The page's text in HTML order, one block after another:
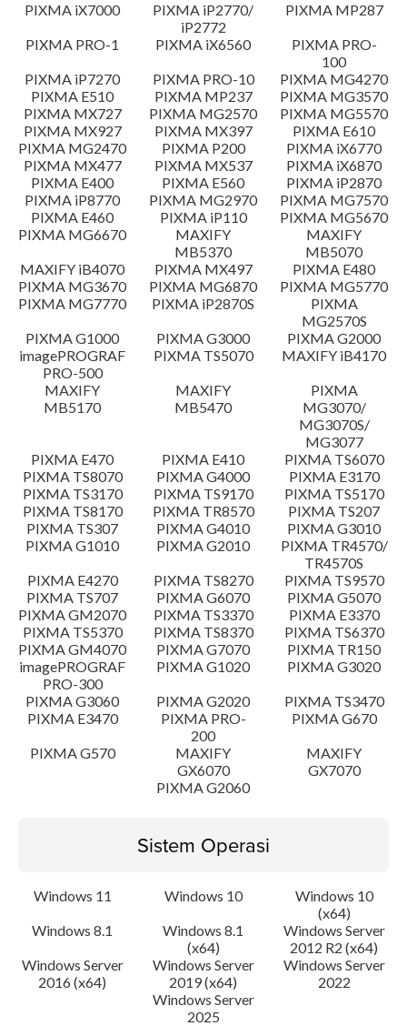
Bahasa
Update Riwayat
Persyaratan Sistem
Peringatan
Informasi File
Disclaimer
PIXMA iX7000
PIXMA iP2770/
iP2772
PIXMA MP287
PIXMA PRO-1
PIXMA iX6560
PIXMA PRO-
100
PIXMA iP7270
PIXMA PRO-10
PIXMA MG4270
PIXMA E510
PIXMA MP237
PIXMA MG3570
PIXMA MX727
PIXMA MG2570
PIXMA MG5570
PIXMA MX927
PIXMA MX397
PIXMA E610
PIXMA MG2470
PIXMA P200
PIXMA iX6770
PIXMA MX477
PIXMA MX537
PIXMA iX6870
PIXMA E400
PIXMA E560
PIXMA iP2870
PIXMA iP8770
PIXMA MG2970
PIXMA MG7570
PIXMA E460
PIXMA iP110
PIXMA MG5670
PIXMA MG6670
MAXIFY
MB5370
MAXIFY
MB5070
MAXIFY iB4070
PIXMA MX497
PIXMA E480
PIXMA MG3670
PIXMA MG6870
PIXMA MG5770
PIXMA MG7770
PIXMA iP2870S
PIXMA
MG2570S
PIXMA G1000
PIXMA G3000
PIXMA G2000
imagePROGRAF
PRO-500
PIXMA TS5070
MAXIFY iB4170
MAXIFY
MB5170
MAXIFY
MB5470
PIXMA
MG3070/
MG3070S/
MG3077
PIXMA E470
PIXMA E410
PIXMA TS6070
PIXMA TS8070
PIXMA G4000
PIXMA E3170
PIXMA TS3170
PIXMA TS9170
PIXMA TS5170
PIXMA TS8170
PIXMA TR8570
PIXMA TS207
PIXMA TS307
PIXMA G4010
PIXMA G3010
PIXMA G1010
PIXMA G2010
PIXMA TR4570/
TR4570S
PIXMA E4270
PIXMA TS8270
PIXMA TS9570
PIXMA TS707
PIXMA G6070
PIXMA G5070
PIXMA GM2070
PIXMA TS3370
PIXMA E3370
PIXMA TS5370
PIXMA TS8370
PIXMA TS6370
PIXMA GM4070
PIXMA G7070
PIXMA TR150
imagePROGRAF
PRO-300
PIXMA G1020
PIXMA G3020
PIXMA G3060
PIXMA G2020
PIXMA TS3470
PIXMA E3470
PIXMA PRO-
200
PIXMA G670
PIXMA G570
MAXIFY
GX6070
MAXIFY
GX7070
PIXMA G2060
Sistem Operasi
Windows 11 Windows 10
Windows 10
(x64)
Windows 8.1
Windows 8.1
(x64)
Windows Server
2012 R2 (x64)
Windows Server
2016 (x64)
Windows Server
2019 (x64)
Windows Server
2022
Windows Server
2025